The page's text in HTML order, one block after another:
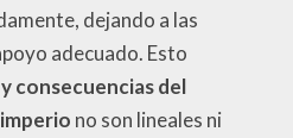
dejando a las
adecuado. Esto
consecuencias del
no son lineales ni